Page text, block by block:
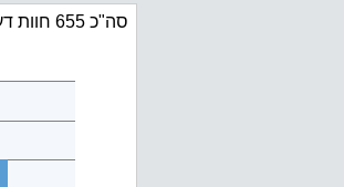
סה"כ 655 חוות דעת - דרוג ממוצע 3.7